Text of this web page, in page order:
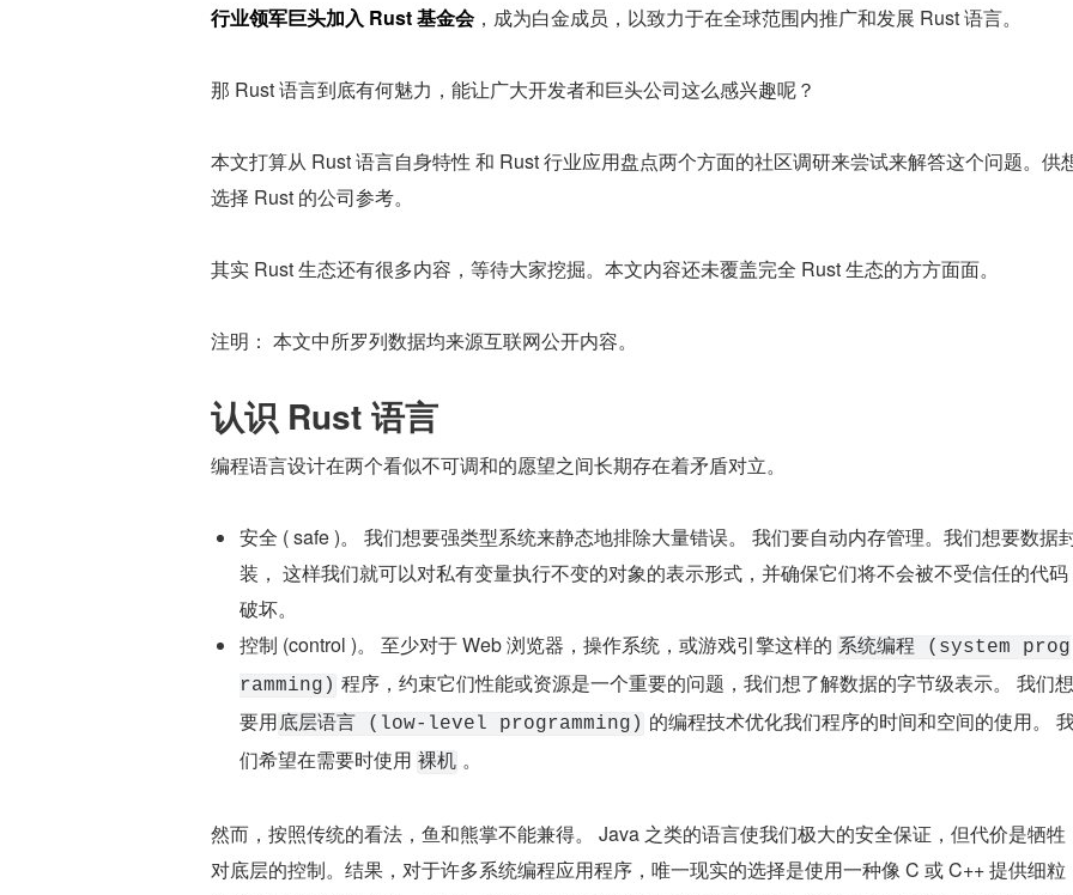
行业领军巨头加入 Rust 基金会，成为白金成员，以致力于在全球范围内推广和发展 Rust 语言。
那 Rust 语言到底有何魅力，能让广大开发者和巨头公司这么感兴趣呢？
本文打算从 Rust 语言自身特性 和 Rust 行业应用盘点两个方面的社区调研来尝试来解答这个问题。供
选择 Rust 的公司参考。
其实 Rust 生态还有很多内容，等待大家挖掘。本文内容还未覆盖完全 Rust 生态的方方面面。
注明： 本文中所罗列数据均来源互联网公开内容。
认识 Rust 语言
编程语言设计在两个看似不可调和的愿望之间长期存在着矛盾对立。
安全 ( safe )。 我们想要强类型系统来静态地排除大量错误。 我们要自动内存管理。我们想要数据
装， 这样我们就可以对私有变量执行不变的对象的表示形式，并确保它们将不会被不受信任的代码
破坏。
控制 (control )。 至少对于 Web 浏览器，操作系统，或游戏引擎这样的 系统编程 (system prog
ramming) 程序，约束它们性能或资源是一个重要的问题，我们想了解数据的字节级表示。 我们想
要用底层语言 (low-level programming) 的编程技术优化我们程序的时间和空间的使用。
们希望在需要时使用 裸机 。
然而，按照传统的看法，鱼和熊掌不能兼得。 Java 之类的语言使我们极大的安全保证，但代价是牺牲
对底层的控制。结果，对于许多系统编程应用程序，唯一现实的选择是使用一种像 C 或 C++ 提供细粒